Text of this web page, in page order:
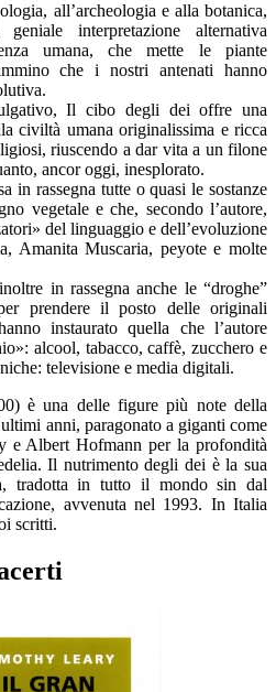
all’archeologia e alla botanica,
interpretazione alternativa
umana, che mette le piante
che i nostri antenati hanno
Il cibo degli dei offre una
civiltà umana originalissima e ricca
riuscendo a dar vita a un filone
ancor oggi, inesplorato.
in rassegna tutte o quasi le sostanze
vegetale e che, secondo l’autore,
del linguaggio e dell’evoluzione
Amanita Muscaria, peyote e molte
in rassegna anche le “droghe”
prendere il posto delle originali
instaurato quella che l’autore
alcool, tabacco, caffè, zucchero e
televisione e media digitali.
è una delle figure più note della
anni, paragonato a giganti come
e Albert Hofmann per la profondità
Il nutrimento degli dei è la sua
tradotta in tutto il mondo sin dal
avvenuta nel 1993. In Italia
scritti.